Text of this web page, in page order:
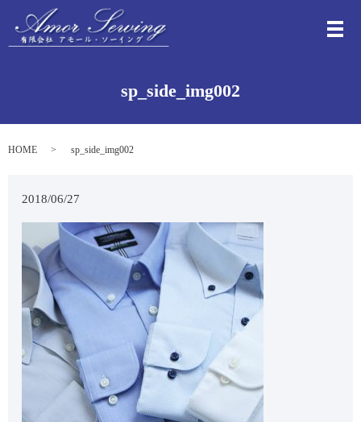
メ
sp_side_img002
HOME sp_side_img002
2018/06/27